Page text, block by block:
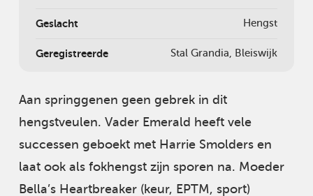
Geslacht Hengst
Geregistreerde Stal Grandia, Bleiswijk
Aan springgenen geen gebrek in dit
hengstveulen. Vader Emerald heeft vele
successen geboekt met Harrie Smolders en
laat ook als fokhengst zijn sporen na. Moeder
Bella’s Heartbreaker (keur, EPTM, sport)